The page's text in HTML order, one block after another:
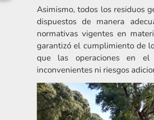
Asimismo, todos los residuos
dispuestos de manera
normativas vigentes en
garantizó el cumplimiento de
que las operaciones en el
inconvenientes ni riesgos